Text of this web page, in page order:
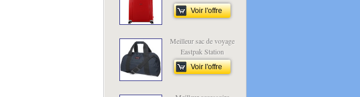
Voir l'offre
Meilleur sac de voyage
Eastpak Station
Voir l'offre